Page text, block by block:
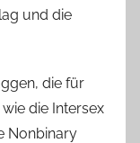
und die
die für
die Intersex
Nonbinary